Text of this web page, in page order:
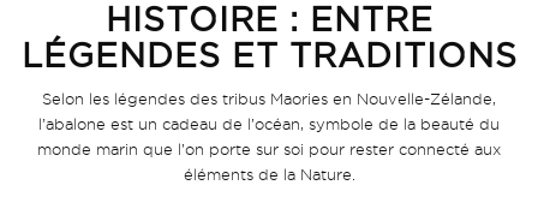
HISTOIRE : ENTRE
LÉGENDES ET TRADITIONS
Selon les légendes des tribus Maories en Nouvelle-Zélande,
l’abalone est un cadeau de l’océan, symbole de la beauté du
monde marin que l’on porte sur soi pour rester connecté aux
éléments de la Nature.